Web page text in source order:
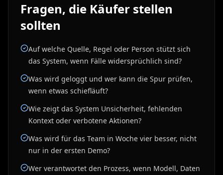
Fragen, die Käufer stellen
sollten
Auf welche Quelle, Regel oder Person stützt sich
das System, wenn Fälle widersprüchlich sind?
Was wird geloggt und wer kann die Spur prüfen,
wenn etwas schiefläuft?
Wie zeigt das System Unsicherheit, fehlenden
Kontext oder verbotene Aktionen?
Was wird für das Team in Woche vier besser, nicht
nur in der ersten Demo?
Wer verantwortet den Prozess, wenn Modell, Daten